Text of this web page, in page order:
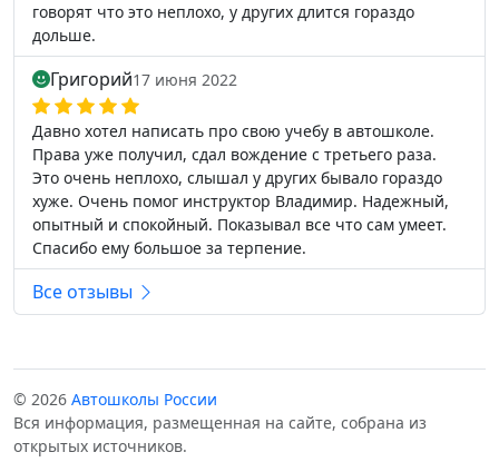
говорят что это неплохо, у других длится гораздо
дольше.
Григорий17 июня 2022
Давно хотел написать про свою учебу в автошколе.
Права уже получил, сдал вождение с третьего раза.
Это очень неплохо, слышал у других бывало гораздо
хуже. Очень помог инструктор Владимир. Надежный,
опытный и спокойный. Показывал все что сам умеет.
Спасибо ему большое за терпение.
Все отзывы
© 2026 Автошколы России
Вся информация, размещенная на сайте, собрана из
открытых источников.